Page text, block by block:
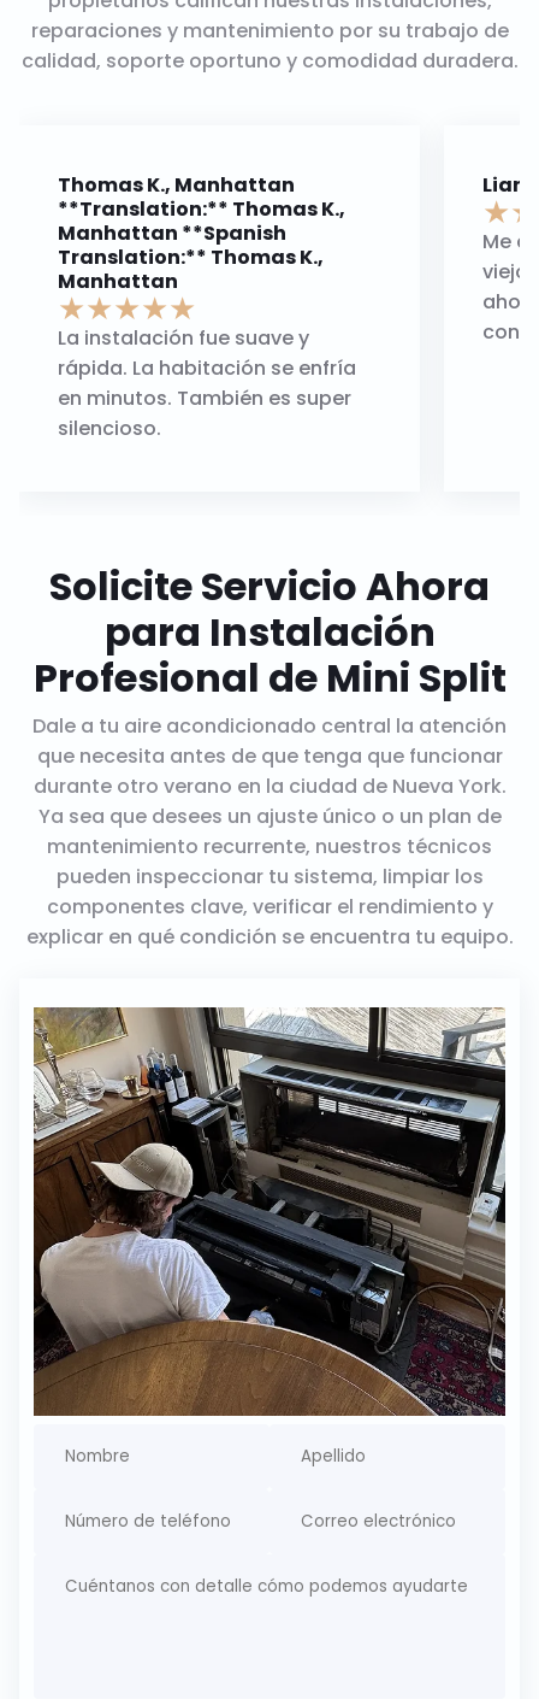
reparaciones y mantenimiento por su trabajo de
calidad, soporte oportuno y comodidad duradera.
Thomas K., Manhattan
**Translation:** Thomas K.,
Manhattan **Spanish
Translation:** Thomas K.,
Manhattan
★★★★★
La instalación fue suave y
rápida. La habitación se enfría
en minutos. También es super
silencioso.
★★
Me
viejo
Solicite Servicio Ahora
para Instalación
Profesional de Mini Split
Dale a tu aire acondicionado central la atención
que necesita antes de que tenga que funcionar
durante otro verano en la ciudad de Nueva York.
Ya sea que desees un ajuste único o un plan de
mantenimiento recurrente, nuestros técnicos
pueden inspeccionar tu sistema, limpiar los
componentes clave, verificar el rendimiento y
explicar en qué condición se encuentra tu equipo.